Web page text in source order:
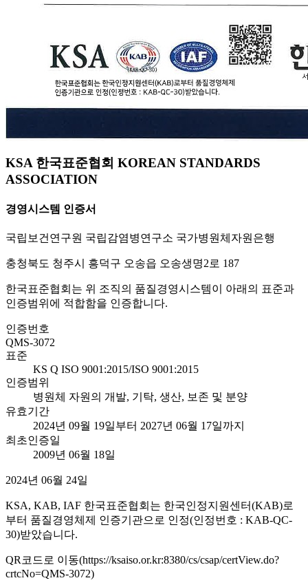
KSA 한국표준협회 KOREAN STANDARDS
ASSOCIATION
경영시스템 인증서
국립보건연구원 국립감염병연구소 국가병원체자원은행
충청북도 청주시 흥덕구 오송읍 오송생명2로 187
한국표준협회는 위 조직의 품질경영시스템이 아래의 표준과
인증범위에 적합함을 인증합니다.
인증번호
QMS-3072
표준
KS Q ISO 9001:2015/ISO 9001:2015
인증범위
병원체 자원의 개발, 기탁, 생산, 보존 및 분양
유효기간
2024년 09월 19일부터 2027년 06월 17일까지
최초인증일
2009년 06월 18일
2024년 06월 24일
KSA, KAB, IAF 한국표준협회는 한국인정지원센터(KAB)로
부터 품질경영체제 인증기관으로 인정(인정번호 : KAB-QC-
30)받았습니다.
QR코드로 이동(https://ksaiso.or.kr:8380/cs/csap/certView.do?
crtcNo=QMS-3072)